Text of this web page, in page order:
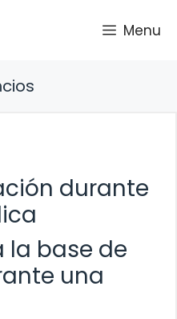
Menu
durante
la base de
una